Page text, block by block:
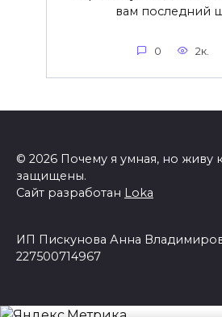
вам последний
0 2к.
© 2026 Почему я умная, но живу
защищены.
Сайт разработан Loka
ИП Пискунова Анна
227500714967